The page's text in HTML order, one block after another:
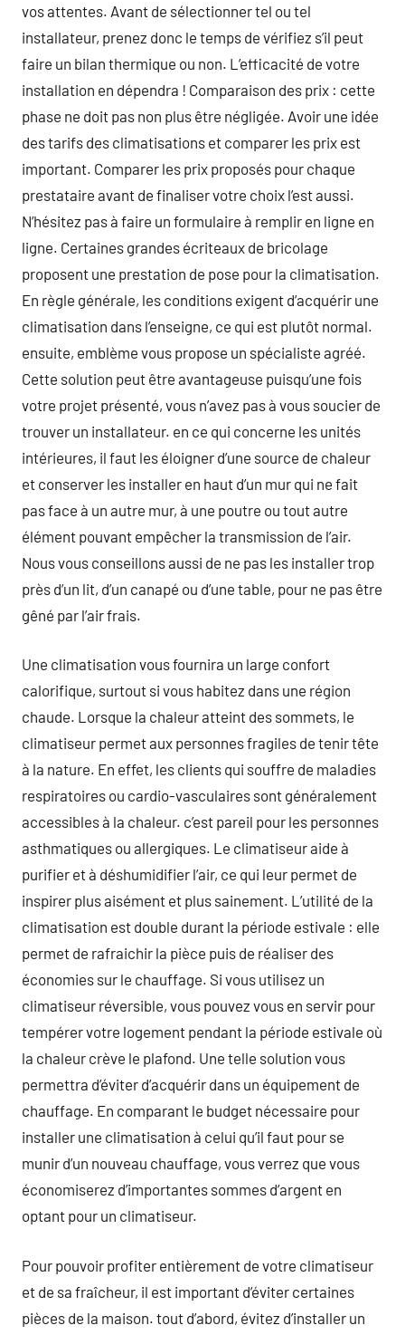
vos attentes. Avant de sélectionner tel ou tel
installateur, prenez donc le temps de vérifiez s’il peut
faire un bilan thermique ou non. L’efficacité de votre
installation en dépendra ! Comparaison des prix : cette
phase ne doit pas non plus être négligée. Avoir une idée
des tarifs des climatisations et comparer les prix est
important. Comparer les prix proposés pour chaque
prestataire avant de finaliser votre choix l’est aussi.
N’hésitez pas à faire un formulaire à remplir en ligne en
ligne. Certaines grandes écriteaux de bricolage
proposent une prestation de pose pour la climatisation.
En règle générale, les conditions exigent d’acquérir une
climatisation dans l’enseigne, ce qui est plutôt normal.
ensuite, emblème vous propose un spécialiste agréé.
Cette solution peut être avantageuse puisqu’une fois
votre projet présenté, vous n’avez pas à vous soucier de
trouver un installateur. en ce qui concerne les unités
intérieures, il faut les éloigner d’une source de chaleur
et conserver les installer en haut d’un mur qui ne fait
pas face à un autre mur, à une poutre ou tout autre
élément pouvant empêcher la transmission de l’air.
Nous vous conseillons aussi de ne pas les installer trop
près d’un lit, d’un canapé ou d’une table, pour ne pas être
gêné par l’air frais.
Une climatisation vous fournira un large confort
calorifique, surtout si vous habitez dans une région
chaude. Lorsque la chaleur atteint des sommets, le
climatiseur permet aux personnes fragiles de tenir tête
à la nature. En effet, les clients qui souffre de maladies
respiratoires ou cardio-vasculaires sont généralement
accessibles à la chaleur. c’est pareil pour les personnes
asthmatiques ou allergiques. Le climatiseur aide à
purifier et à déshumidifier l’air, ce qui leur permet de
inspirer plus aisément et plus sainement. L’utilité de la
climatisation est double durant la période estivale : elle
permet de rafraichir la pièce puis de réaliser des
économies sur le chauffage. Si vous utilisez un
climatiseur réversible, vous pouvez vous en servir pour
tempérer votre logement pendant la période estivale où
la chaleur crève le plafond. Une telle solution vous
permettra d’éviter d’acquérir dans un équipement de
chauffage. En comparant le budget nécessaire pour
installer une climatisation à celui qu’il faut pour se
munir d’un nouveau chauffage, vous verrez que vous
économiserez d’importantes sommes d’argent en
optant pour un climatiseur.
Pour pouvoir profiter entièrement de votre climatiseur
et de sa fraîcheur, il est important d’éviter certaines
pièces de la maison. tout d’abord, évitez d’installer un